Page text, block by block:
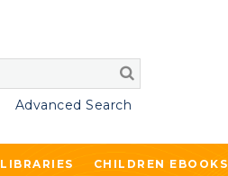
Advanced Search
LIBRARIES CHILDREN EBOOKS